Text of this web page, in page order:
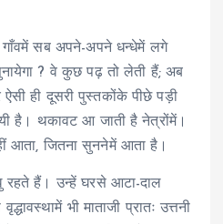
गाँवमें सब अपने-अपने धन्धेमें लगे
? वे कुछ पढ़ तो लेती हैं; अब
ही दूसरी पुस्तकोंके पीछे पड़ी
है। थकावट आ जाती है नेत्रोंमें।
आता, जितना सुननेमें आता है।
रहते हैं। उन्हें घरसे आटा-दाल
भी माताजी प्रातः उत्तनी